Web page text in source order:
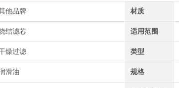
他品牌 材质
结滤芯 适用范围
燥过滤 类型
滑油 规格